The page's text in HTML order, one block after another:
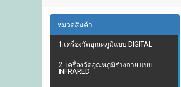
หมวดสินค้า
1.เครื่องวัดอุณหภูมิแบบ DIGITAL
2. เครื่องวัดอุณหภูมิร่างกาย แบบ
INFRARED